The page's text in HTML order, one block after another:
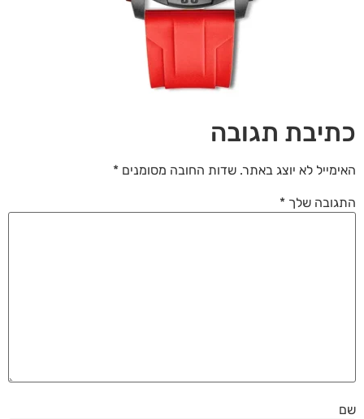
לאפס
את
האפשרויות
cached
כתיבת תגובה
האימייל לא יוצג באתר. שדות החובה מסומנים *
התגובה שלך *
שם